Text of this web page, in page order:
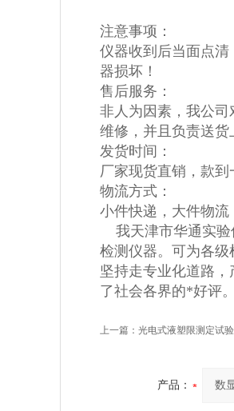
注意事项：
仪器收到后当面点
器损坏！
售后服务：
非人为因素，我公
维修，并且负责送
发货时间：
厂家现货直销，款
物流方式：
小件快递，大件物
我天津市华通实验
检测仪器。可为各
坚持走专业化道路
了社会各界的*好评
上一篇： 光电式液塑限测定试
产品：